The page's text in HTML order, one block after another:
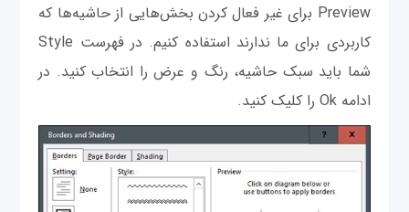
Preview برای غیر فعال کردن بخش‌هایی از حاشیه‌ها که
کاربردی برای ما ندارند استفاده کنیم. در فهرست Style
شما باید سبک حاشیه، رنگ و عرض را انتخاب کنید. در
ادامه Ok را کلیک کنید.